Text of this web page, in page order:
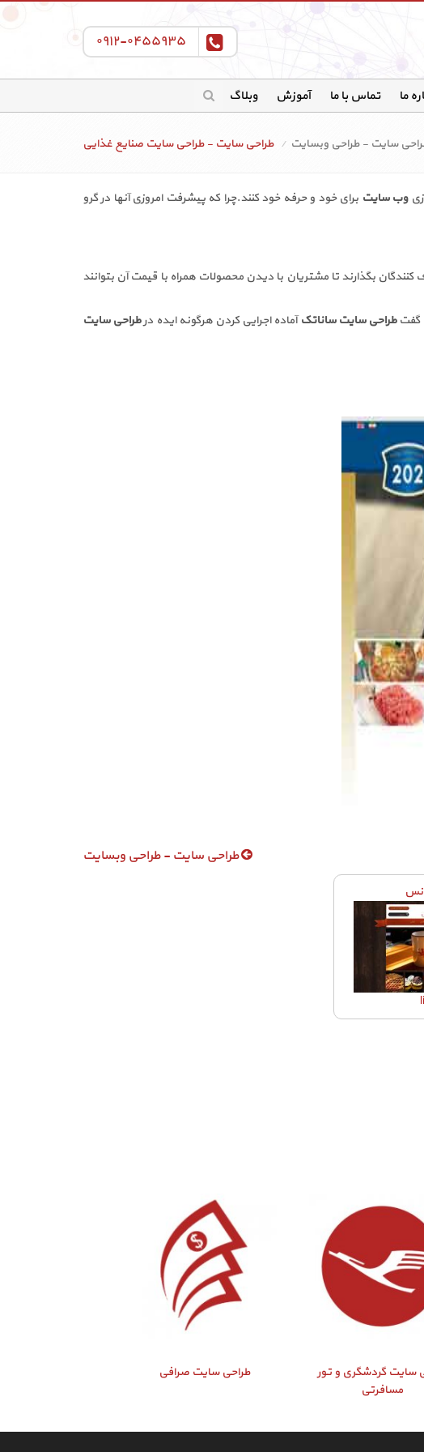
۰۹۱۲-۰۴۵۵۹۳۵
ما تماس با ما آموزش وبلاگ
سایت - طراحی وبسایت طراحی سایت - طراحی سایت صنایع غذایی
وب سایت برای خود و حرفه خود کنند.چرا که پیشرفت امروزی آنها در گرو
بگذارند تا مشتریان با دیدن محصولات همراه با قیمت آن بتوانند
گفتطراحی سایت ساناتکآماده اجرایی کردن هرگونه ایده درطراحی سایت
طراحی سایت - طراحی وبسایت
سایت گردشگری و تور
مسافرتی
طراحی سایت صرافی